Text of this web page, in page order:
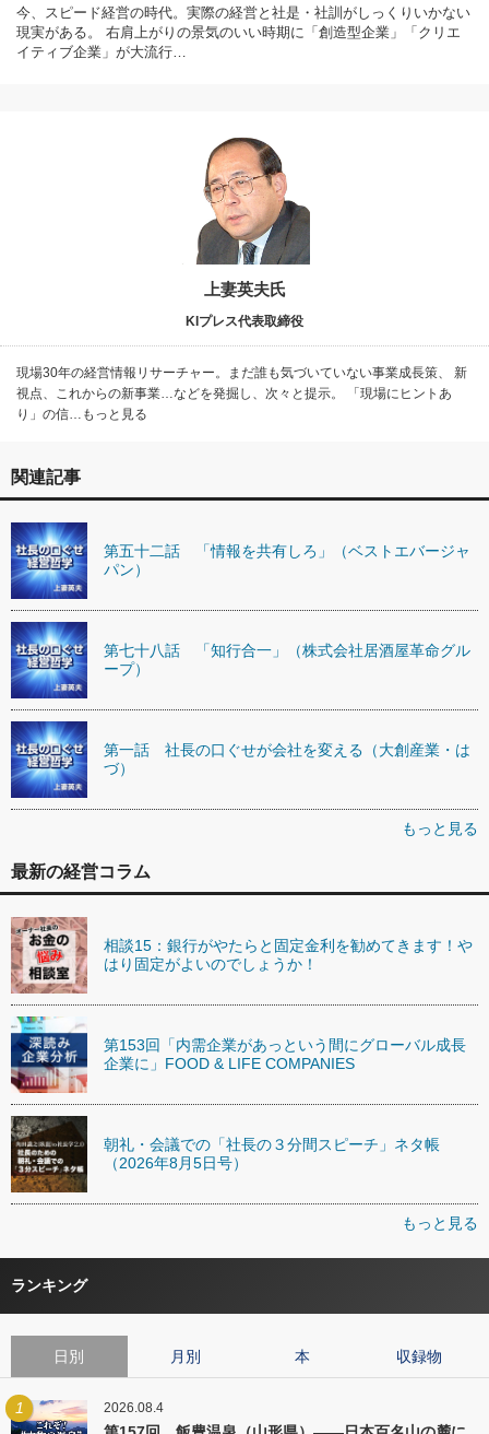
今、スピード経営の時代。実際の経営と社是・社訓がしっくりいかない
現実がある。 右肩上がりの景気のいい時期に「創造型企業」「クリエ
イティブ企業」が大流行…
上妻英夫氏
KIプレス代表取締役
現場30年の経営情報リサーチャー。まだ誰も気づいていない事業成長策、 新
視点、これからの新事業…などを発掘し、次々と提示。 「現場にヒントあ
り」の信…もっと見る
関連記事
第五十二話 「情報を共有しろ」（ベストエバージャ
パン）
第七十八話 「知行合一」（株式会社居酒屋革命グル
ープ）
第一話 社長の口ぐせが会社を変える（大創産業・は
づ）
もっと見る
最新の経営コラム
相談15：銀行がやたらと固定金利を勧めてきます！や
はり固定がよいのでしょうか！
第153回「内需企業があっという間にグローバル成長
企業に」FOOD & LIFE COMPANIES
朝礼・会議での「社長の３分間スピーチ」ネタ帳
（2026年8月5日号）
もっと見る
ランキング
日別 月別 本 収録物
1 2026.08.4